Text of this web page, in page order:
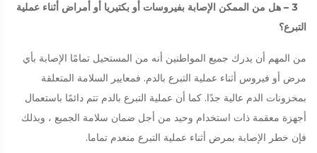
3 – هل من الممكن الإصابة بفيروسات أو بكتيريا أو أمراض أثناء عملية
التبرع؟
من المهم أن يدرك جميع المواطنين أنه من المستحيل تمامًا الإصابة بأي
مرض أو فيروس أثناء عملية التبرع بالدم. فمعايير السلامة المتعلقة
بمخزونات الدم عالية جدًا. كما أن عملية التبرع بالدم تتم دائمًا باستعمال
أجهزة معقمة ذات استخدام وحيد من أجل ضمان سلامة الجميع ، وبذلك
فإن خطر الإصابة بمرض أثناء عملية التبرع منعدم تماما.